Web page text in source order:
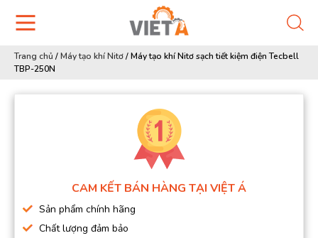
Trang chủ /Máy tạo khí Nitơ/Máy tạo khí Nitơ sạch tiết kiệm điện Tecbell
TBP-250N
CAM KẾT BÁN HÀNG TẠI VIỆT Á
Sản phẩm chính hãng
Chất lượng đảm bảo